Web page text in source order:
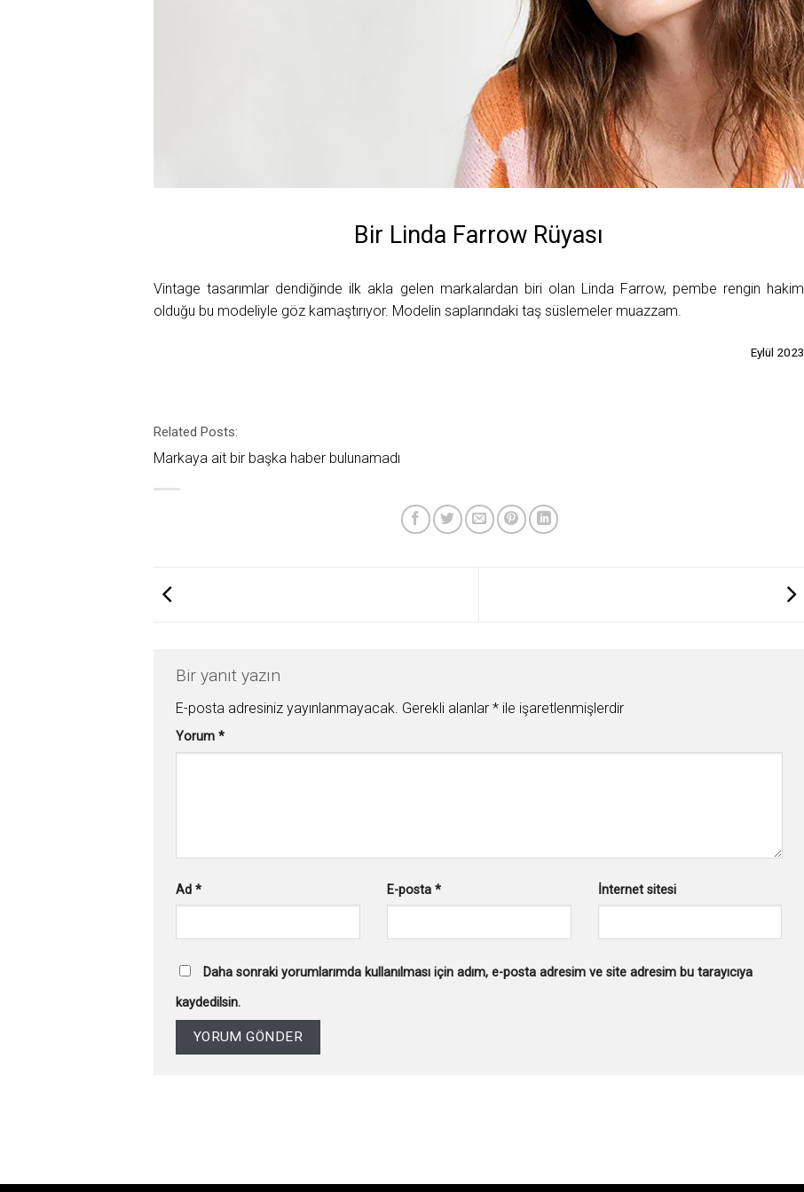
Bir Linda Farrow Rüyası
Vintage tasarımlar dendiğinde ilk akla gelen markalardan biri olan Linda Farrow, pembe rengin hakim
olduğu bu modeliyle göz kamaştırıyor. Modelin saplarındaki taş süslemeler muazzam.
Eylül 2023
Related Posts:
Markaya ait bir başka haber bulunamadı
Bir yanıt yazın
E-posta adresiniz yayınlanmayacak. Gerekli alanlar * ile işaretlenmişlerdir
Yorum *
Ad * E-posta * İnternet sitesi
Daha sonraki yorumlarımda kullanılması için adım, e-posta adresim ve site adresim bu tarayıcıya
kaydedilsin.